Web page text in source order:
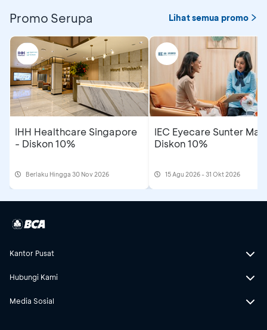
Promo Serupa Lihat semua promo
IHH Healthcare Singapore
- Diskon 10%
Berlaku Hingga 30 Nov 2026
IEC Eyecare Sunter
Diskon 10%
15 Agu 2026 - 31 Okt 2026
Kantor Pusat
Hubungi Kami
Media Sosial